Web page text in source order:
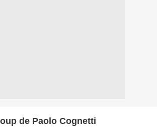
de Paolo Cognetti